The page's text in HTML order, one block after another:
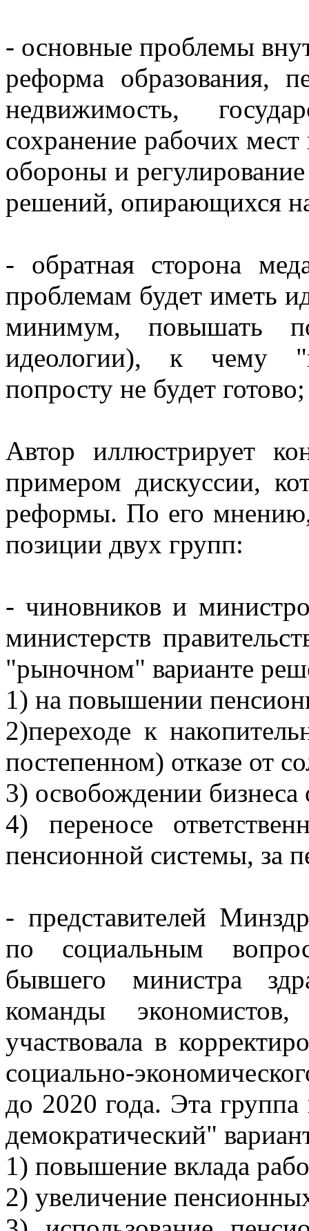
- основные проблемы
реформа образования,
недвижимость,
сохранение рабочих
обороны и
решений, опирающихся
- обратная сторона
проблемам будет иметь
минимум, повышать
идеологии), к чему
попросту не будет готово;
Автор иллюстрирует
примером дискуссии,
реформы. По его мнению,
позиции двух групп:
- чиновников и
министерств
"рыночном" варианте
1) на повышении
2)переходе к
постепенном) отказе от
3) освобождении
4) переносе
пенсионной системы, за
- представителей
по социальным
бывшего министра
команды
участвовала в
социально-
до 2020 года. Эта группа
демократический"
1) повышение вклада
2) увеличение